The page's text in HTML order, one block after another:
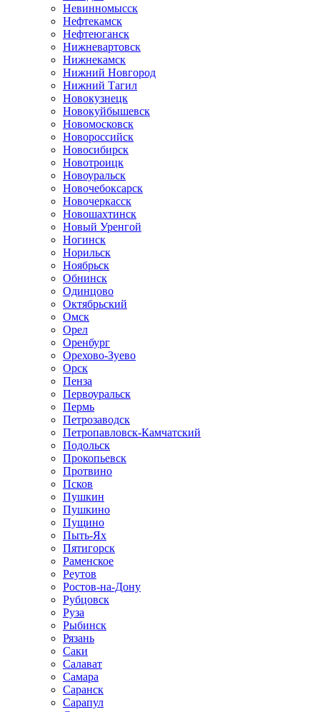
Невинномысск
Нефтекамск
Нефтеюганск
Нижневартовск
Нижнекамск
Нижний Новгород
Нижний Тагил
Новокузнецк
Новокуйбышевск
Новомосковск
Новороссийск
Новосибирск
Новотроицк
Новоуральск
Новочебоксарск
Новочеркасск
Новошахтинск
Новый Уренгой
Ногинск
Норильск
Ноябрьск
Обнинск
Одинцово
Октябрьский
Омск
Орел
Оренбург
Орехово-Зуево
Орск
Пенза
Первоуральск
Пермь
Петрозаводск
Петропавловск-Камчатский
Подольск
Прокопьевск
Протвино
Псков
Пушкин
Пушкино
Пущино
Пыть-Ях
Пятигорск
Раменское
Реутов
Ростов-на-Дону
Рубцовск
Руза
Рыбинск
Рязань
Саки
Салават
Самара
Саранск
Сарапул